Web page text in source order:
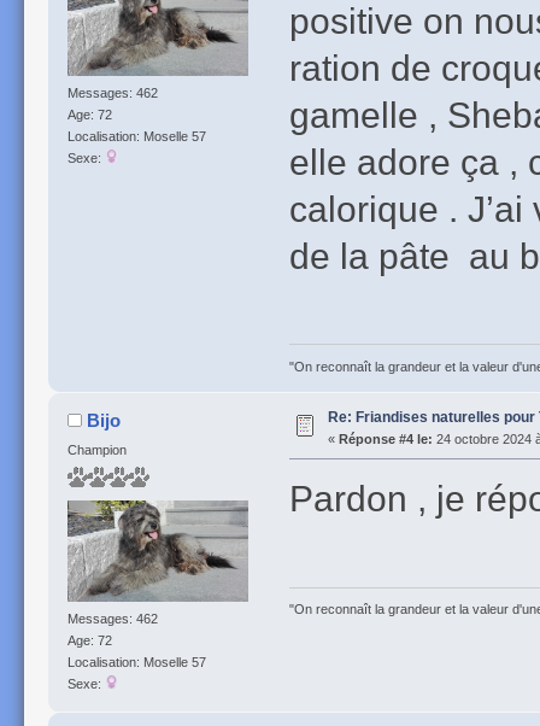
Messages: 462
Age: 72
Localisation: Moselle 57
Sexe:
positive on
ration de
gamelle ,
elle adore ça ,
calorique .
de la pâte au
"On reconnaît la grandeur et la valeur
Bijo
Champion
Messages: 462
Age: 72
Localisation: Moselle 57
Sexe:
Re: Friandises naturelles
« Réponse #4 le: 24 octobre 2024
Pardon , je
"On reconnaît la grandeur et la valeur